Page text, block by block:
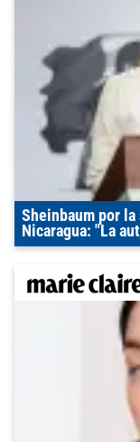
Sheinbaum por
Nicaragua: "La